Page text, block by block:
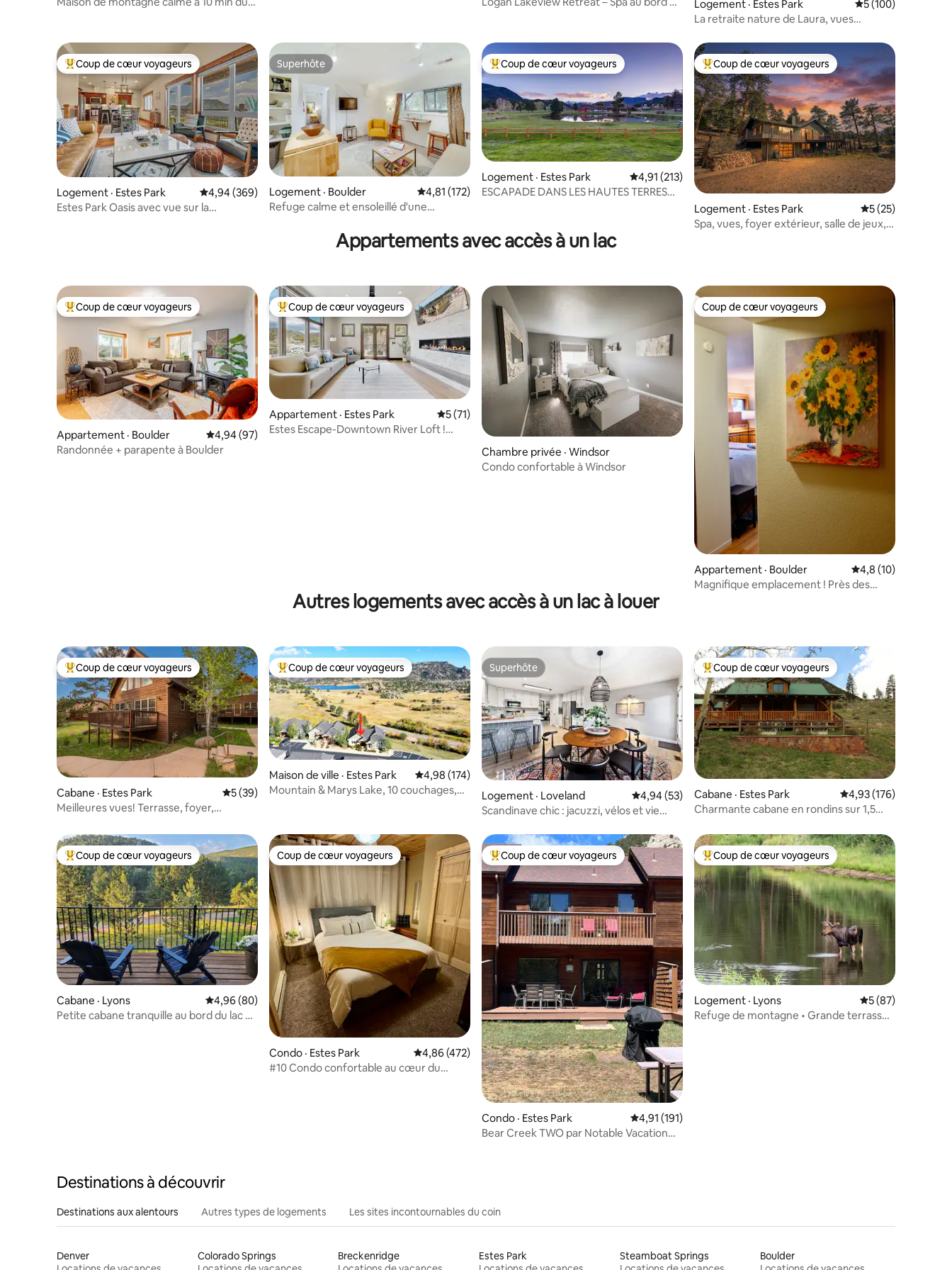
Logement · Estes Park Note moyenne de
5 (100)
La retraite nature de Laura, vues
Coup de cœur voyageurs parmi les plus aimés
Coup de cœur voyageurs
Logement · Estes Park Note moyenne de 4,94 sur 5, 369 commentaires
4,94 (369)
Estes Park Oasis avec vue sur la
Superhôte
Superhôte
Logement · Boulder Note moyenne de 4,81 sur 5, 172 commentaires
4,81 (172)
Refuge calme et ensoleillé d'une
Coup de cœur voyageurs parmi les plus aimés
Coup de cœur voyageurs
Logement · Estes Park Note moyenne de 4,91 sur 5, 213 commentaires
4,91 (213)
ESCAPADE DANS LES HAUTES TERRES
Coup de cœur voyageurs parmi les plus aimés
Coup de cœur voyageurs
Logement · Estes Park Note moyenne de
5 (25)
Spa, vues, foyer extérieur, salle de jeux,
Appartements avec accès à un lac
Coup de cœur voyageurs parmi les plus aimés
Coup de cœur voyageurs
Appartement · Boulder Note moyenne de 4,94 sur 5, 97 commentaires
4,94 (97)
Randonnée + parapente à Boulder
Coup de cœur voyageurs parmi les plus aimés
Coup de cœur voyageurs
Appartement · Estes Park Note moyenne de 5 sur 5, 71 commentaires
5 (71)
Estes Escape-Downtown River Loft !
Chambre privée · Windsor
Condo confortable à Windsor
Coup de cœur voyageurs
Coup de cœur voyageurs
Appartement · Boulder Note moyenne de
4,8 (10)
Magnifique emplacement ! Près des
Autres logements avec accès à un lac à louer
Coup de cœur voyageurs parmi les plus aimés
Coup de cœur voyageurs
Cabane · Estes Park Note moyenne de 5 sur 5, 39 commentaires
5 (39)
Meilleures vues! Terrasse, foyer,
Coup de cœur voyageurs parmi les plus aimés
Coup de cœur voyageurs
Maison de ville · Estes Park Note moyenne de 4,98 sur 5, 174 commentaires
4,98 (174)
Mountain & Marys Lake, 10 couchages,
Superhôte
Superhôte
Logement · Loveland Note moyenne de 4,94 sur 5, 53 commentaires
4,94 (53)
Scandinave chic : jacuzzi, vélos et vie
Coup de cœur voyageurs parmi les plus aimés
Coup de cœur voyageurs
Cabane · Estes Park Note moyenne de
4,93 (176)
Charmante cabane en rondins sur 1,5
Coup de cœur voyageurs parmi les plus aimés
Coup de cœur voyageurs
Cabane · Lyons Note moyenne de 4,96 sur 5, 80 commentaires
4,96 (80)
Petite cabane tranquille au bord du lac à
Coup de cœur voyageurs
Coup de cœur voyageurs
Condo · Estes Park Note moyenne de 4,86 sur 5, 472 commentaires
4,86 (472)
#10 Condo confortable au cœur du
Coup de cœur voyageurs parmi les plus aimés
Coup de cœur voyageurs
Condo · Estes Park Note moyenne de 4,91 sur 5, 191 commentaires
4,91 (191)
Bear Creek TWO par Notable Vacation
Coup de cœur voyageurs parmi les plus aimés
Coup de cœur voyageurs
Logement · Lyons Note moyenne de
5 (87)
Refuge de montagne • Grande terrasse •
Destinations à découvrir
Destinations aux alentours Autres types de logements Les sites incontournables du coin
Denver
Colorado Springs
Breckenridge
Estes Park
Steamboat Springs
Boulder